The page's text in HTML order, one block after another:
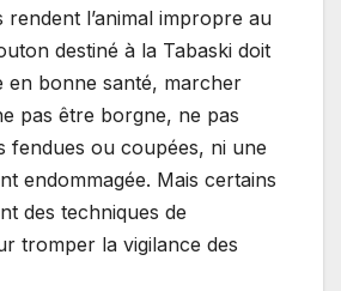
rendent l’animal impropre au
destiné à la Tabaski doit
en bonne santé, marcher
pas être borgne, ne pas
fendues ou coupées, ni une
endommagée. Mais certains
des techniques de
tromper la vigilance des